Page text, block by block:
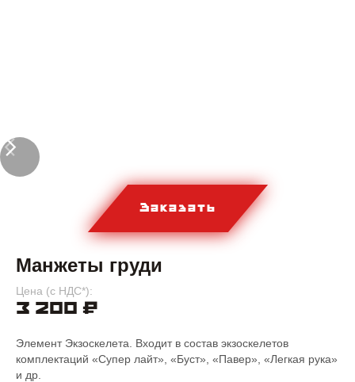
Заказать
Манжеты груди
Цена (c НДС*):
3 200 ₽
Элемент Экзоскелета. Входит в состав экзоскелетов
комплектаций «Супер лайт», «Буст», «Павер», «Легкая рука»
и др.